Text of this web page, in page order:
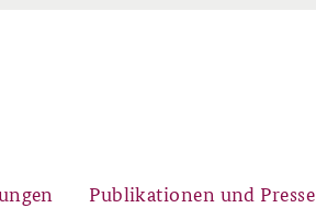
Publikationen und Presse